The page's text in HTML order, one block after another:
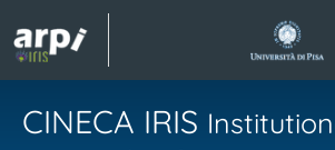
CINECA IRIS